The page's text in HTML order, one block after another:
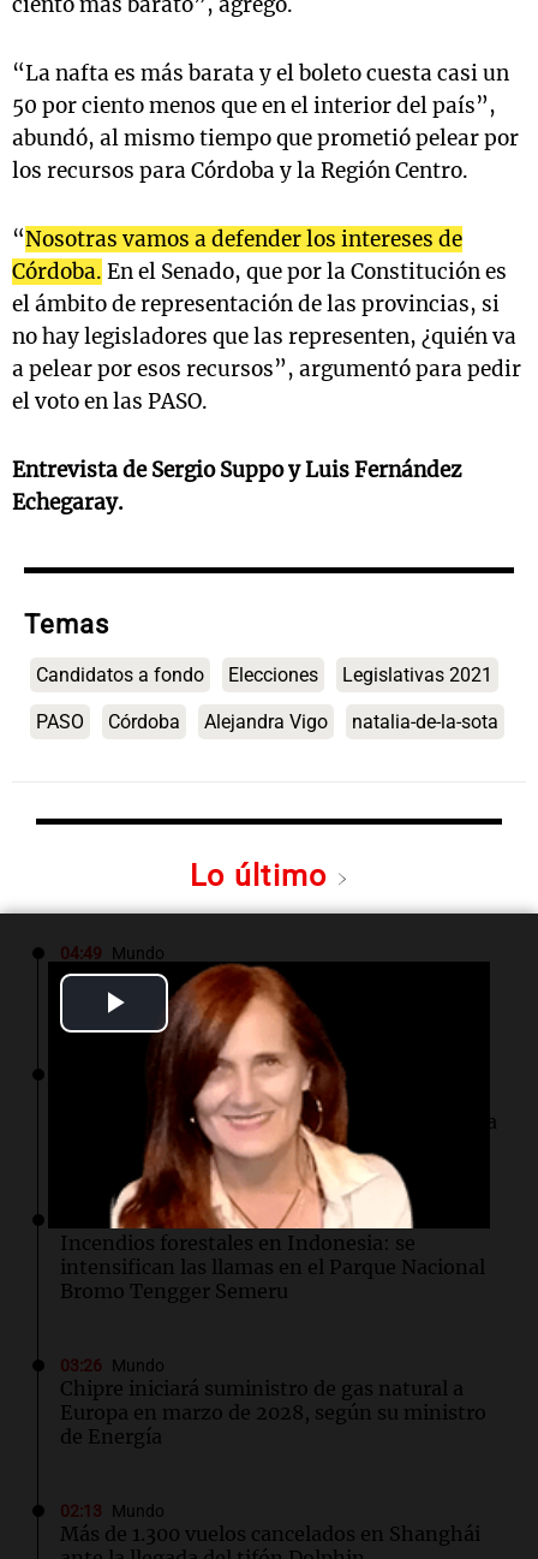
Play
Video
ciento más barato”, agregó.
“La nafta es más barata y el boleto cuesta casi un
50 por ciento menos que en el interior del país”,
abundó, al mismo tiempo que prometió pelear por
los recursos para Córdoba y la Región Centro.
“Nosotras vamos a defender los intereses de
Córdoba. En el Senado, que por la Constitución es
el ámbito de representación de las provincias, si
no hay legisladores que las representen, ¿quién va
a pelear por esos recursos”, argumentó para pedir
el voto en las PASO.
Entrevista de Sergio Suppo y Luis Fernández
Echegaray.
Temas
Candidatos a fondo Elecciones Legislativas 2021
PASO Córdoba Alejandra Vigo natalia-de-la-sota
Lo último
04:49 Mundo
Nagasaki recuerda los horrores de la bomba
atómica en su 81 aniversario
Hutíes de Yemen atacan instalación de
Aramco en Arabia Saudí: nuevo conflicto en la
Mundo
Incendios forestales en Indonesia: se
intensifican las llamas en el Parque Nacional
Bromo Tengger Semeru
03:26 Mundo
Chipre iniciará suministro de gas natural a
Europa en marzo de 2028, según su ministro
de Energía
02:13 Mundo
Más de 1.300 vuelos cancelados en Shanghái